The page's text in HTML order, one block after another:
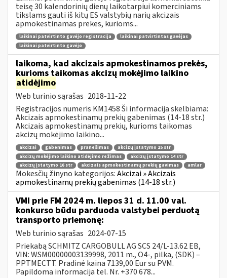
teisę 30 kalendorinių dienų laikotarpiui komerciniams
tikslams gauti iš kitų ES valstybių narių akcizais
apmokestinamas prekes, kurioms...
laikinai patvirtinto gavėjo registracija
laikinai patvirtintas gavėjas
laikinai patvirtinto gavėjo
laikoma, kad akcizais apmokestinamos prekės,
kurioms taikomas akcizų mokėjimo laikino
atidėjimo
Web turinio sąrašas 2018-11-22
Registracijos numeris KM1458 Ši informacija skelbiama:
Akcizais apmokestinamų prekių gabenimas (14-18 str.)
Akcizais apmokestinamų prekių, kurioms taikomas
akcizų mokėjimo laikino...
akcizai gabenimas pranešimas
akcizų įstatymo 15 str
akcizų mokėjimo laikino atidėjimo režimas
akcizų įstatymo 14 str
akcizų įstatymo 16 str
akcizais apmokestinamų prekių gavimas amlar
Mokesčių žinyno kategorijos:Akcizai » Akcizais
apmokestinamų prekių gabenimas (14-18 str.)
VMI prie FM 2024 m. liepos 31 d. 11.00 val.
konkurso būdu parduoda valstybei perduotą
transporto priemonę:
Web turinio sąrašas 2024-07-15
Priekabą SCHMITZ CARGOBULL AG SCS 24/L-13.62 EB,
VIN: WSM00000003139998, 2011 m., O4-, pilka, (SDK) –
PPTMECTT. Pradinė kaina 7139,00 Eur su PVM.
Papildoma informacija tel. Nr. +370 678...